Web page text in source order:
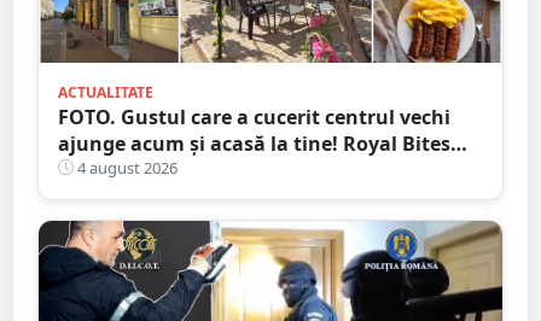
ACTUALITATE
FOTO. Gustul care a cucerit centrul vechi
ajunge acum și acasă la tine! Royal Bites
(fosta Zahana) livrează la domiciliu
4 august 2026